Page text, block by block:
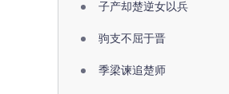
子产却楚逆女以兵
驹支不屈于晋
季梁谏追楚师